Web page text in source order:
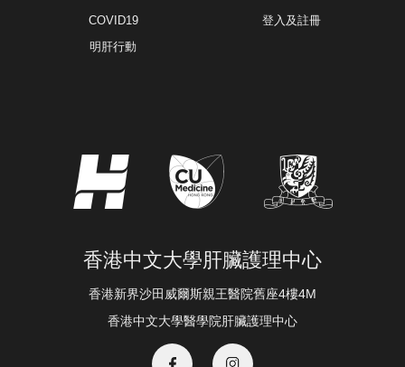
COVID19
明肝行動
登入及註冊
香港中文大學肝臟護理中心
香港新界沙田威爾斯親王醫院舊座4樓4M
香港中文大學醫學院肝臟護理中心